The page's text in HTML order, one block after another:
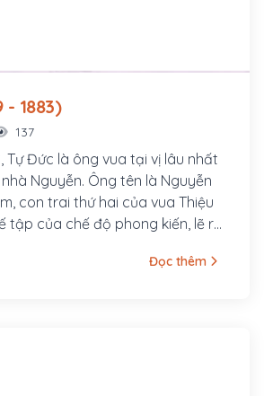
- 1883)
137
Tự Đức là ông vua tại vị lâu nhất
Nguyễn. Ông tên là Nguyễn
con trai thứ hai của vua Thiệu
tập của chế độ phong kiến, lẽ ra
thấp kém, tính khí ngông
Đọc thêm